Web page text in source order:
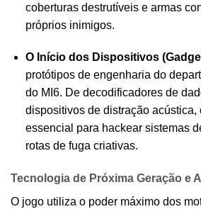
coberturas destrutíveis e armas
próprios inimigos.
O Início dos Dispositivos
protótipos de engenharia do
do MI6. De decodificadores de
dispositivos de distração acústica,
essencial para hackear sistemas
rotas de fuga criativas.
Tecnologia de Próxima Geração e
O jogo utiliza o poder máximo dos